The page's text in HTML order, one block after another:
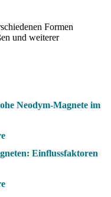
Formen
und weiterer
Neodym-Magnete im
Einflussfaktoren